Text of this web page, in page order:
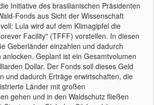
Initiative des brasilianischen Präsidenten
Fonds aus Sicht der Wissenschaft
Lula wird auf dem Klimagipfel die
Facility" (TFFF) vorstellen. In diesen
Geberländer einzahlen und dadurch
Geplant ist ein Gesamtvolumen
Dollar. Der Fonds soll dieses Geld
und dadurch Erträge erwirtschaften, die
Länder mit großen
gehen und in den Waldschutz fließen